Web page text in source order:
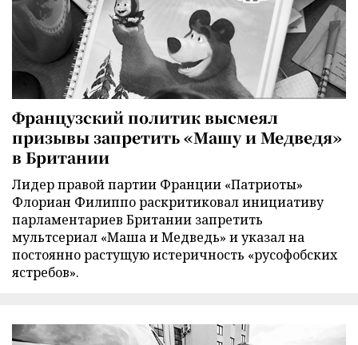
Французский политик высмеял
призывы запретить «Машу и Медведя»
в Британии
Лидер правой партии Франции «Патриоты»
Флориан Филиппо раскритиковал инициативу
парламентариев Британии запретить
мультсериал «Маша и Медведь» и указал на
постоянно растущую истеричность «русофобских
ястребов».